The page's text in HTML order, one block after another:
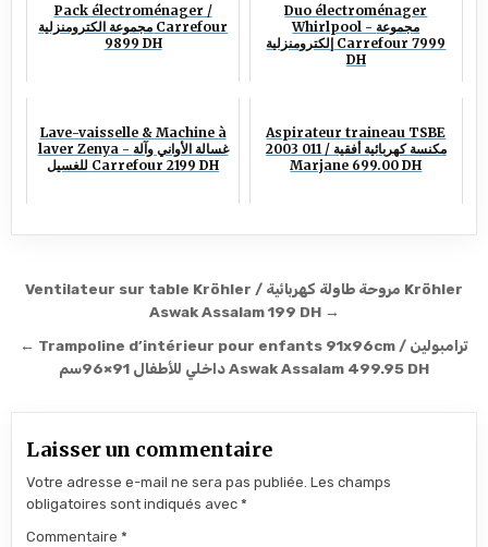
Pack électroménager /
مجموعة الكترومنزلية Carrefour
9899 DH
Duo électroménager
Whirlpool - مجموعة
إلكترومنزلية Carrefour 7999
DH
Lave-vaisselle & Machine à
laver Zenya - غسالة الأواني وآلة
للغسيل Carrefour 2199 DH
Aspirateur traineau TSBE
2003 011 / مكنسة كهربائية أفقية
Marjane 699.00 DH
Navigation de l’article
Ventilateur sur table Kröhler / مروحة طاولة كهربائية Kröhler
Aswak Assalam 199 DH →
← Trampoline d’intérieur pour enfants 91x96cm / ترامبولين
داخلي للأطفال 91×96سم Aswak Assalam 499.95 DH
Laisser un commentaire
Votre adresse e-mail ne sera pas publiée. Les champs
obligatoires sont indiqués avec*
Commentaire*